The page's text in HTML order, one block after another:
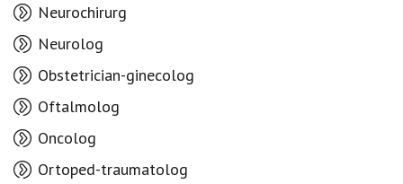
Neurochirurg
Neurolog
Obstetrician-ginecolog
Oftalmolog
Oncolog
Ortoped-traumatolog